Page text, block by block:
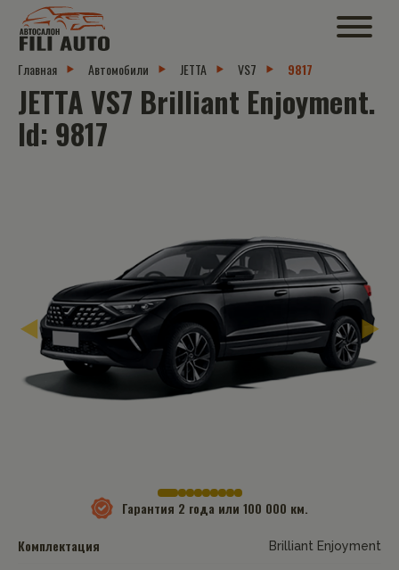
Главная Автомобили JETTA VS7 9817
JETTA VS7 Brilliant Enjoyment.
Id: 9817
Гарантия 2 года или 100 000 км.
Комплектация
Brilliant Enjoyment